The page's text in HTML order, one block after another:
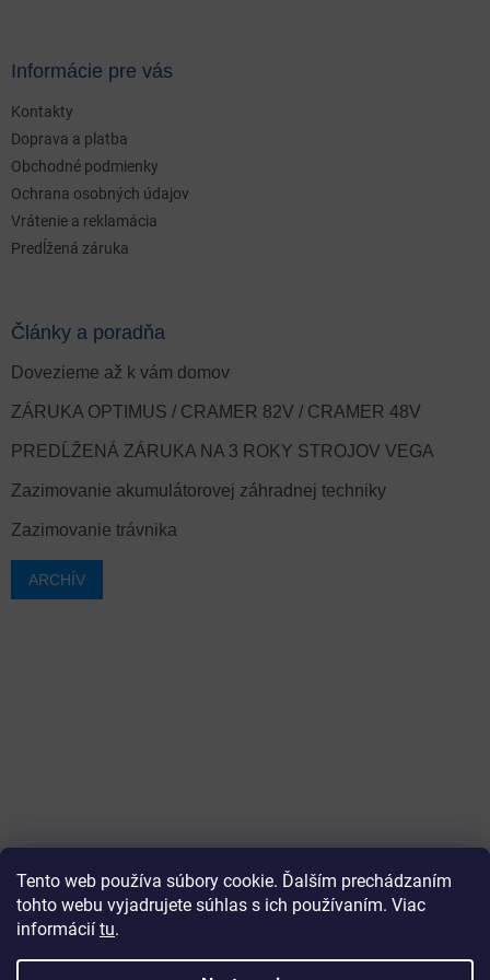
Tento web používa súbory cookie. Ďalším prechádzaním
tohto webu vyjadrujete súhlas s ich používaním. Viac
informácií tu.
Informácie pre vás
Kontakty
Doprava a platba
Obchodné podmienky
Ochrana osobných údajov
Vrátenie a reklamácia
Predĺžená záruka
Články a poradňa
Dovezieme až k vám domov
ZÁRUKA OPTIMUS / CRAMER 82V / CRAMER 48V
PREDĹŽENÁ ZÁRUKA NA 3 ROKY STROJOV VEGA
Zazimovanie akumulátorovej záhradnej techniky
Zazimovanie trávnika
ARCHÍV